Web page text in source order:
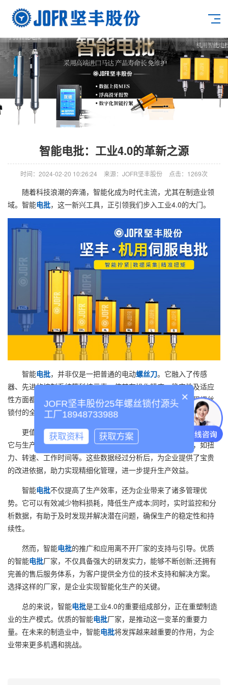
智能电批：工业4.0的革新之源
时间：2024-02-20 10:26:24 来源：JOFR坚丰股份 点击：1269次
随着科技浪潮的奔涌，智能化成为时代主流，尤其在制造业领
域。智能电批，这一新兴工具，正引领我们步入工业4.0的大门。
智能电批，并非仅是一把普通的电动螺丝刀。它融入了传感
器、先进的控制系统等科技元素，使其在操作精度、稳定性及适应
性方面都达到了新的高度。它能够自动调整转速和扭力，实现螺丝
锁付的全自动化，极大地提高了生产效率，减少了人为误差。
更值得一提的是，智能 电批具备强大的数据收集和分析功能。
它与生产管理系统的结合，使得企业能够实时监控生产数据，如扭
力、转速、工作时间等。这些数据经过分析后，为企业提供了宝贵
的改进依据，助力实现精细化管理，进一步提升生产效益。
智能电批不仅提高了生产效率，还为企业带来了诸多管理优
势。它可以有效减少物料损耗，降低生产成本;同时，实时监控和分
析数据，有助于及时发现并解决潜在问题，确保生产的稳定性和持
续性。
然而，智能电批的推广和应用离不开厂家的支持与引导。优质
的智能电批厂家，不仅具备强大的研发实力，能够不断创新;还拥有
完善的售后服务体系，为客户提供全方位的技术支持和解决方案。
选择这样的厂家，是企业实现智能化生产的关键。
总的来说，智能电批是工业4.0的重要组成部分，正在重塑制造
业的生产模式。优质的智能电批厂家，是推动这一变革的重要力
量。在未来的制造业中，智能电批将发挥越来越重要的作用，为企
业带来更多机遇和挑战。
×
JOFR坚丰股份25年螺丝锁付源头
工厂18948733988
获取资料 获取方案